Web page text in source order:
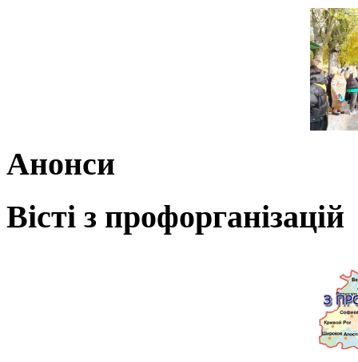
Анонси
Вісті з профорганізацій